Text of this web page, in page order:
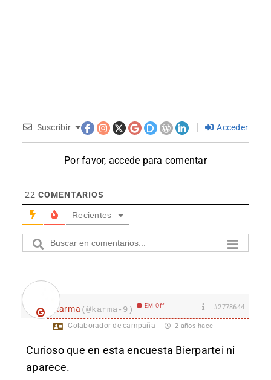
Suscribir Acceder
Por favor, accede para comentar
22 COMENTARIOS
Recientes
karma (@karma-9) EM Off #2778644
Colaborador de campaña 2 años hace
Curioso que en esta encuesta Bierpartei ni
aparece.